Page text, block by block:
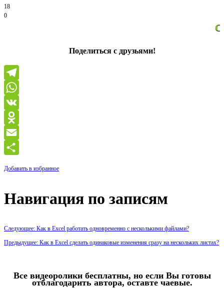
18
0
Спасибо за
Поделиться с друзьями!
Telegram
WhatsApp
VK
Odnoklassniki
Email
Добавить в избранное
Навигация по записям
Следующее: Как в Excel работать одновременно с несколькими файлами?
Предыдущее: Как в Excel сделать одинаковые изменения сразу на нескольких листах?
Все видеоролики бесплатны, но если Вы готовы
отблагодарить автора, оставте чаевые.